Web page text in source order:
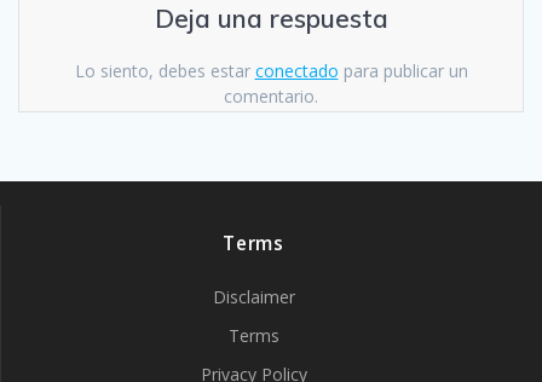
Deja una respuesta
Lo siento, debes estar conectado para publicar un
comentario.
Terms
Disclaimer
Terms
Privacy Policy